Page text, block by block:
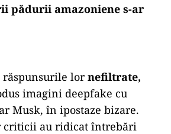
pădurii amazoniene s-ar
răspunsurile lornefiltrate,
imagini deepfake cu
Musk, în ipostaze bizare.
criticii au ridicat întrebări